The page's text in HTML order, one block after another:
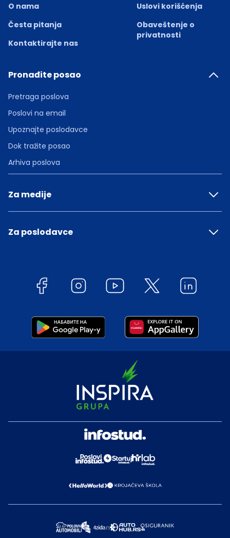
O nama
Česta pitanja
Kontaktirajte nas
Uslovi korišćenja
Obaveštenje o
privatnosti
Pronađite posao
Pretraga poslova
Poslovi na email
Upoznajte poslodavce
Dok tražite posao
Arhiva poslova
Za medije
Za poslodavce